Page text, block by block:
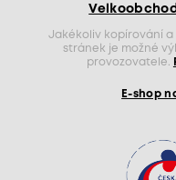
Jakékoliv kopírování
stránek je možné
provozovatele.
E-shop